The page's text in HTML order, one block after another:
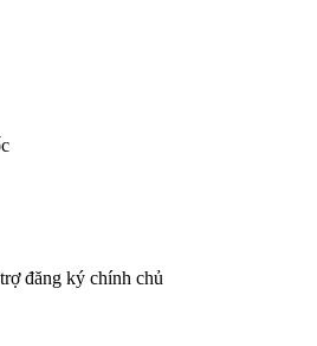
đăng ký chính chủ